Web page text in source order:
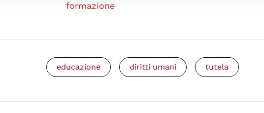
formazione
educazione diritti umani tutela